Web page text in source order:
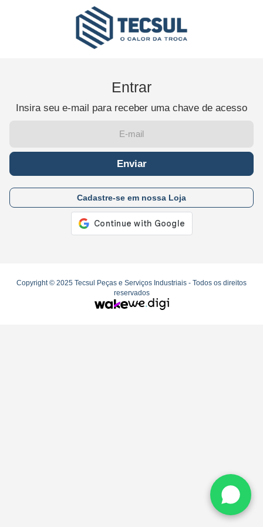
Entrar
Insira seu e-mail para receber uma chave de acesso
Enviar
Cadastre-se em nossa Loja
Copyright © 2025 Tecsul Peças e Serviços Industriais - Todos os direitos
reservados